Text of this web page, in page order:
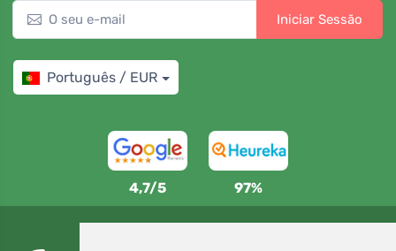
Iniciar Sessão
Português / EUR
4,7/5 97%